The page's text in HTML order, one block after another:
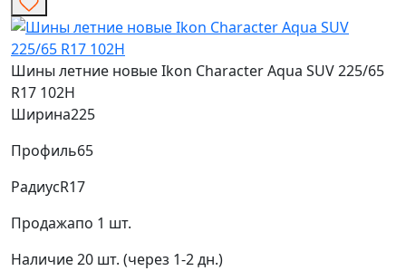
Шины летние новые Ikon Character Aqua SUV 225/65
R17 102H
Ширина225
Профиль65
РадиусR17
Продажапо 1 шт.
Наличие20 шт. (через 1-2 дн.)